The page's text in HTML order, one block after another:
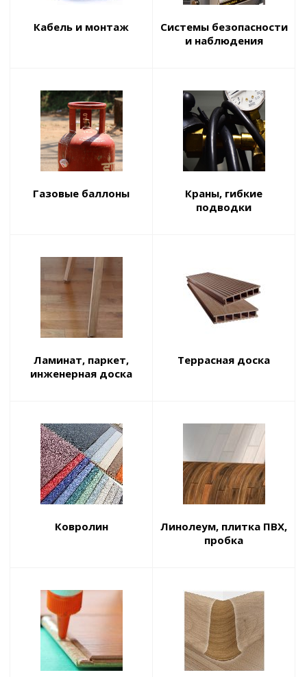
Кабель и монтаж
Системы безопасности
и наблюдения
Газовые баллоны
Краны, гибкие
подводки
Ламинат, паркет,
инженерная доска
Террасная доска
Ковролин
Линолеум, плитка ПВХ,
пробка